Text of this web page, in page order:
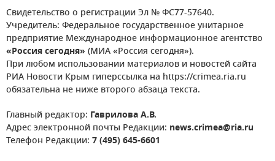
Свидетельство о регистрации Эл № ФС77-57640.
Учредитель: Федеральное государственное унитарное
предприятие Международное информационное агентство
«Россия сегодня» (МИА «Россия сегодня»).
При любом использовании материалов и новостей сайта
РИА Новости Крым гиперссылка на https://crimea.ria.ru
обязательна не ниже второго абзаца текста.
Главный редактор: Гаврилова А.В.
Адрес электронной почты Редакции: news.crimea@ria.ru
Телефон Редакции: 7 (495) 645-6601